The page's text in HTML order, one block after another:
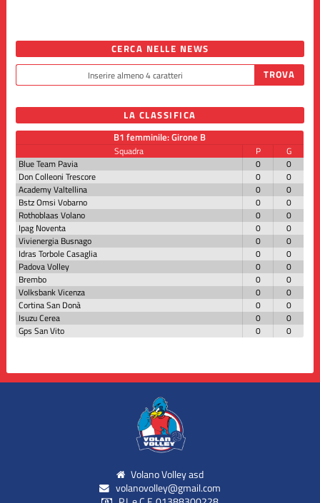
CERCA NELLE NEWS
LA CLASSIFICA
B1 femminile: Girone B
Squadra P
G
Blue Team Pavia
0
0
Don Colleoni Trescore
0
0
Academy Valtellina
0
0
Bstz Omsi Vobarno
0
0
Rothoblaas Volano
0
0
Ipag Noventa
0
0
Vivienergia Busnago
0
0
Idras Torbole Casaglia
0
0
Padova Volley
0
0
Brembo
0
0
Volksbank Vicenza
0
0
Cortina San Donà
0
0
Isuzu Cerea
0
0
Gps San Vito
0 0
Volano Volley asd
volanovolley@gmail.com